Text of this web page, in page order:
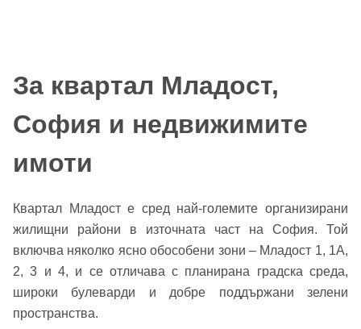
За квартал Младост,
София и недвижимите
имоти
Квартал Младост е сред най-големите организирани
жилищни райони в източната част на София. Той
включва няколко ясно обособени зони – Младост 1, 1А,
2, 3 и 4, и се отличава с планирана градска среда,
широки булеварди и добре поддържани зелени
пространства.